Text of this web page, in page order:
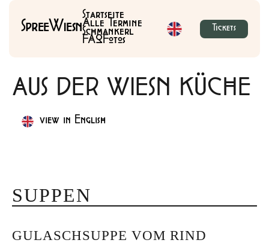
SpreeWiesn
Startseite
Alle Termine
Schmankerl
FAQFotos
Tickets
AUS DER WIESN KÜCHE
view in English
SUPPEN
GULASCHSUPPE VOM RIND